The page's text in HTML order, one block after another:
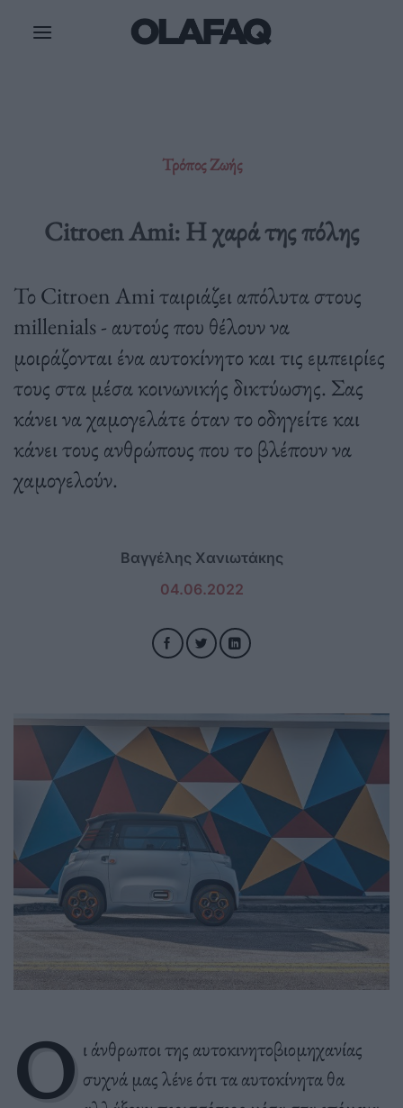
Τρόπος Ζωής
Citroen Ami: Η χαρά της πόλης
Το Citroen Ami ταιριάζει απόλυτα στους
millenials - αυτούς που θέλουν να
μοιράζονται ένα αυτοκίνητο και τις εμπειρίες
τους στα μέσα κοινωνικής δικτύωσης. Σας
κάνει να χαμογελάτε όταν το οδηγείτε και
κάνει τους ανθρώπους που το βλέπουν να
χαμογελούν.
Βαγγέλης Χανιωτάκης
04.06.2022
O ι άνθρωποι της αυτοκινητοβιομηχανίας
συχνά μας λένε ότι τα αυτοκίνητα θα